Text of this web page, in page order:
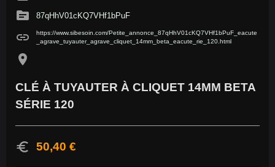
source 87qHhV01cKQ7VHf1bPuF
link
https://www.sibesoin.com/Petite_annonce_87qHhV01cKQ7VHf1bPuF_eacute
_agrave_tuyauter_agrave_cliquet_14mm_beta_eacute_rie_120.html
location_on
CLÉ À TUYAUTER À CLIQUET 14MM BETA
SÉRIE 120
euro 50,40 €